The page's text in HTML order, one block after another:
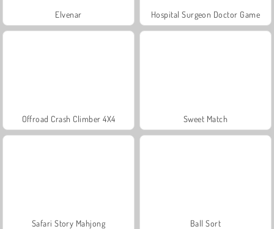
Elvenar Hospital Surgeon Doctor Game
Offroad Crash Climber 4X4 Sweet Match
Safari Story Mahjong Ball Sort